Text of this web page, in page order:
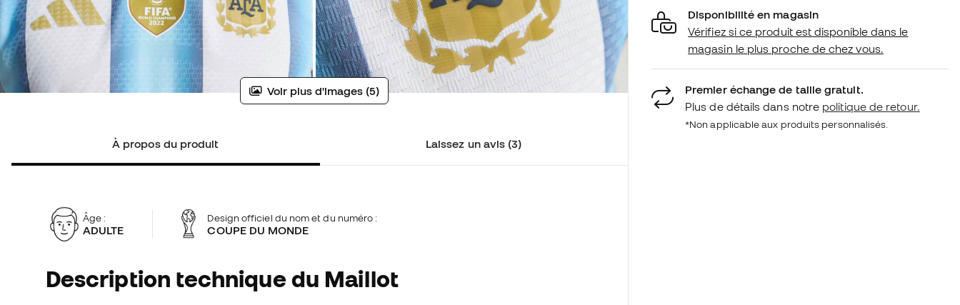
Voir plus d'images (5)
À propos du produit Laissez un avis (3)
Âge :
ADULTE
Design officiel du nom et du numéro :
COUPE DU MONDE
Description technique du Maillot
Disponibilité en magasin
Vérifiez si ce produit est disponible dans le
magasin le plus proche de chez vous.
Premier échange de taille gratuit.
Plus de détails dans notre politique de retour.
*Non applicable aux produits personnalisés.